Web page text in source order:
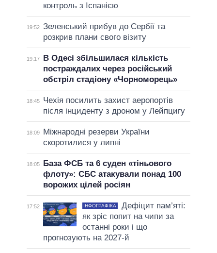
контроль з Іспанією
19:52 Зеленський прибув до Сербії та
розкрив плани свого візиту
19:17
В Одесі збільшилася кількість
постраждалих через російський
обстріл стадіону «Чорноморець»
18:45
Чехія посилить захист аеропортів
після інциденту з дроном у Лейпцигу
18:09
Міжнародні резерви України
скоротилися у липні
18:05
База ФСБ та 6 суден «тіньового
флоту»: СБС атакували понад 100
ворожих цілей росіян
17:52 ІНФОГРАФІКА
Дефіцит пам’яті:
як зріс попит на чипи за
останні роки і що
прогнозують на 2027-й